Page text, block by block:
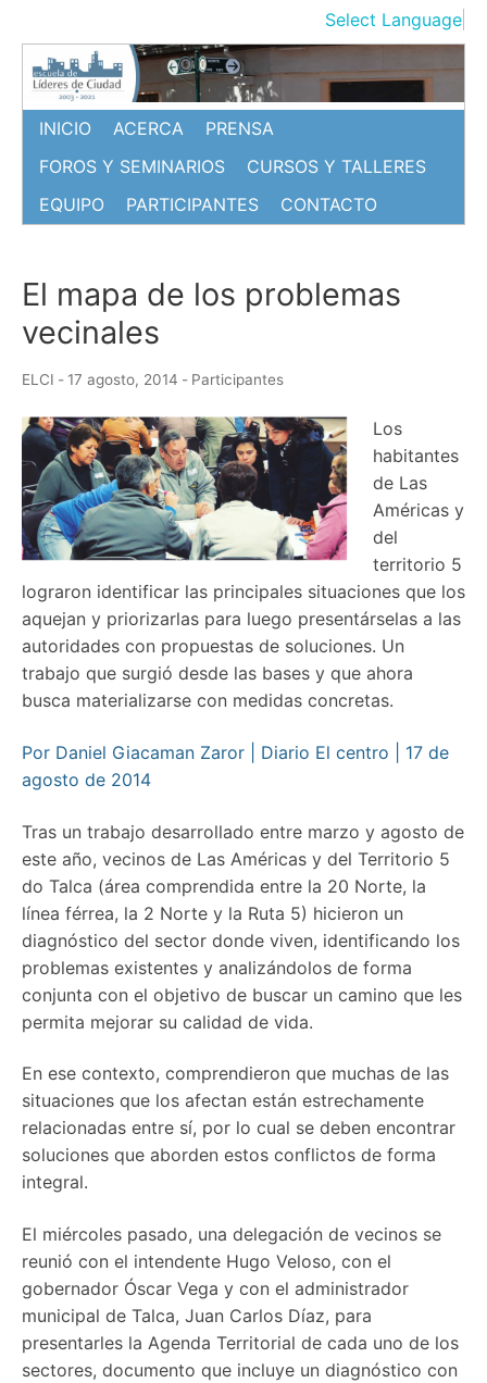
contenido
Select Language
INICIO ACERCA
PRENSA
FOROS Y SEMINARIOS
CURSOS Y TALLERES
EQUIPO
PARTICIPANTES CONTACTO
El mapa de los problemas
vecinales
ELCI - 17 agosto, 2014 - Participantes
Los
habitantes
de Las
Américas y
del
territorio 5
lograron identificar las principales situaciones que los
aquejan y priorizarlas para luego presentárselas a las
autoridades con propuestas de soluciones. Un
trabajo que surgió desde las bases y que ahora
busca materializarse con medidas concretas.
Por Daniel Giacaman Zaror | Diario El centro | 17 de
agosto de 2014
Tras un trabajo desarrollado entre marzo y agosto de
este año, vecinos de Las Américas y del Territorio 5
do Talca (área comprendida entre la 20 Norte, la
línea férrea, la 2 Norte y la Ruta 5) hicieron un
diagnóstico del sector donde viven, identificando los
problemas existentes y analizándolos de forma
conjunta con el objetivo de buscar un camino que les
permita mejorar su calidad de vida.
En ese contexto, comprendieron que muchas de las
situaciones que los afectan están estrechamente
relacionadas entre sí, por lo cual se deben encontrar
soluciones que aborden estos conflictos de forma
integral.
El miércoles pasado, una delegación de vecinos se
reunió con el intendente Hugo Veloso, con el
gobernador Óscar Vega y con el administrador
municipal de Talca, Juan Carlos Díaz, para
presentarles la Agenda Territorial de cada uno de los
sectores, documento que incluye un diagnóstico con